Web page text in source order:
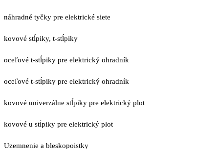
náhradné tyčky pre elektrické siete
kovové stĺpiky, t-stĺpiky
oceľové t-stĺpiky pre elektrický ohradník
oceľové t-stĺpiky pre elektrický ohradník
kovové univerzálne stĺpiky pre elektrický plot
kovové u stĺpiky pre elektrický plot
Uzemnenie a bleskopoistky